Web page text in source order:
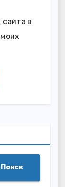
сайта в
Поиск